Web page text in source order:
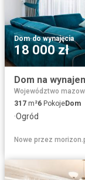
Dom·do wynajęcia
18 000 zł
Dom na
Województwo
317 m²6 PokojeDom
·Ogród
Nowe przez